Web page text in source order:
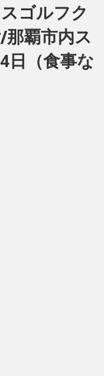
ゴルフク
覇市内ス
日（食事な